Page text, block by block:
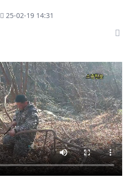
작성일
25-02-19 14:31